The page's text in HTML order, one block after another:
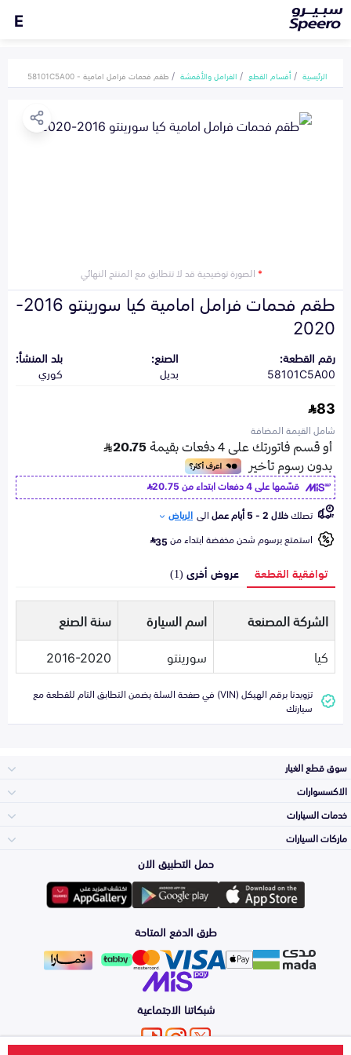
E
الرئيسية أقسام القطع الفرامل والأقمشة طقم فحمات فرامل امامية - 58101C5A00
*الصورة توضيحية قد لا تتطابق مع المنتج النهائي
طقم فحمات فرامل امامية كيا سورينتو 2016-
2020
رقم القطعة:
58101C5A00
الصنع:
بديل
بلد المنشأ:
كوري
83
شامل القيمة المضافة
قسّمها على 4 دفعات ابتداء من
20.75
تصلكخلال 2 - 5 أيام عمل الى الرياض
استمتع برسوم شحن مخفضة ابتداء من35
توافقية القطعة عروض أخرى (1)
الشركة المصنعة اسم السيارة
سنة الصنع
كيا
سورينتو 2016-2020
تزويدنا برقم الهيكل (VIN) في صفحة السلة يضمن التطابق التام للقطعة مع
سيارتك
سوق قطع الغيار
المكائن، القيرات
وملحقاتها
الشمعات
والاصطبات (الاضاءة)
الفرامل والأقمشة
الاكسسوارات
لوازم الرحلات
اكسسوارات العناية
الزيوت و السوائل
خدمات السيارات
الأكثر مبيعاً
التلميع والعناية
اصلاح الطلاء
ماركات السيارات
تويوتا
هيونداي
كيا
حمل التطبيق الان
طرق الدفع المتاحة
شبكاتنا الاجتماعية